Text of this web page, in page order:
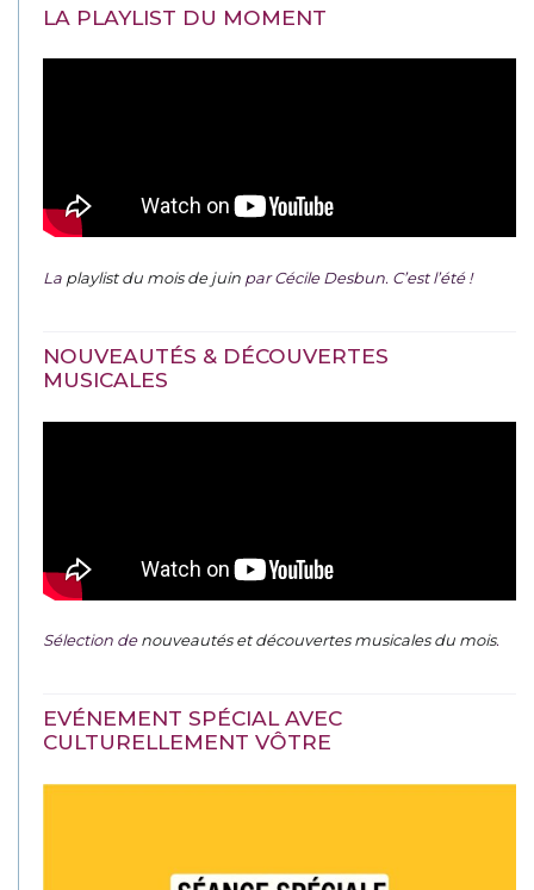
LA PLAYLIST DU MOMENT
La playlist du mois de juin par Cécile Desbun. C’est l’été !
NOUVEAUTÉS & DÉCOUVERTES
MUSICALES
Sélection denouveautés et découvertes musicales du mois.
EVÉNEMENT SPÉCIAL AVEC
CULTURELLEMENT VÔTRE